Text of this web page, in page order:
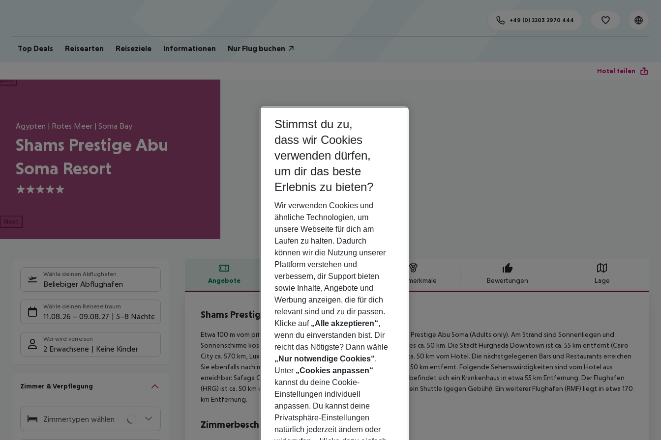
Top Deals Reisearten Reiseziele Informationen Nur Flug buchen
+49 (0) 2203 2970 444
Hotel teilen
Ägypten | Rotes Meer | Soma Bay
Shams Prestige Abu
Soma Resort
5
Next
Wähle deinen Abflughafen
Beliebiger Abflughafen
Wähle deinen Reisezeitraum
11.08.26 – 09.08.27 5-8 Nächte
Wer wird verreisen
2 Erwachsene Keine Kinder
Zimmer & Verpflegung
Zimmertypen wählen
Angebote Hotelbeschreibung Hotelmerkmale Bewertungen Lage
Hotelbeschreibung
Shams Prestige Abu Soma Resort
5
Etwa 100 m vom privaten Sandstrand entfernt liegt das Hotel Shams Prestige Abu Soma (Adults only). Am Strand sind Sonnenliegen und
Sonnenschirme kostenlos verfügbar. Zum touristischen Zentrum sind es ca. 50 km. Die Stadt Hurghada Downtown ist ca. 55 km entfernt (Cairo
City ca. 570 km, Luxor City ca. 210 km). Einkaufsmöglichkeiten liegen ca. 50 km vom Hotel. Die nächstgelegenen Bars und Restaurants erreichen
Sie ebenfalls nach rund 50 km. Auch die nächste Diskothek liegt rund 50 km entfernt. Folgende Sehenswürdigkeiten sind vom Hotel aus
erreichbar: Safaga City (ca. 5 km). Zur ärztlichen Versorgung im Notfall befindet sich ein Krankenhaus in etwa 55 km Entfernung. Der Flughafen
(HRG) ist ca. 50 km entfernt. Zwischen Hotel und Flughafen verkehrt ein Shuttle (gegen Gebühr). Ein weiterer Flughafen (RMF) liegt in etwa 170
km Entfernung.
Zimmerbeschreibung
Stimmst du zu,
dass wir Cookies
verwenden dürfen,
um dir das beste
Erlebnis zu bieten?
Wir verwenden Cookies und
ähnliche Technologien, um
unsere Webseite für dich am
Laufen zu halten. Dadurch
können wir die Nutzung unserer
Plattform verstehen und
verbessern, dir Support bieten
sowie Inhalte, Angebote und
Werbung anzeigen, die für dich
relevant sind und zu dir passen.
Klicke auf „Alle akzeptieren“,
wenn du einverstanden bist. Dir
reicht das Nötigste? Dann wähle
„Nur notwendige Cookies“.
Unter „Cookies anpassen“
kannst du deine Cookie-
Einstellungen individuell
anpassen. Du kannst deine
Privatsphäre-Einstellungen
natürlich jederzeit ändern oder